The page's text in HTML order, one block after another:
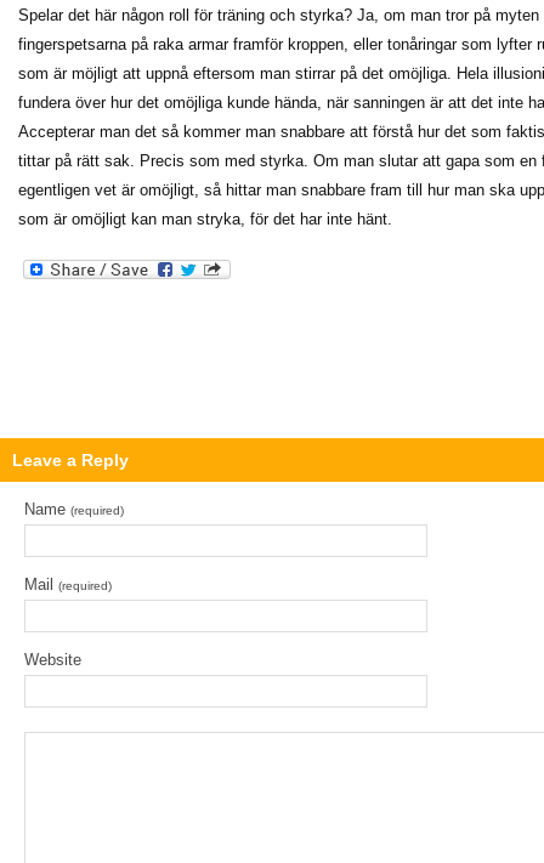
Spelar det här någon roll för träning och styrka? Ja, om man tror på
fingerspetsarna på raka armar framför kroppen, eller tonåringar som lyfter
som är möjligt att uppnå eftersom man stirrar på det omöjliga. Hela
fundera över hur det omöjliga kunde hända, när sanningen är att det inte
Accepterar man det så kommer man snabbare att förstå hur det som
tittar på rätt sak. Precis som med styrka. Om man slutar att gapa som en
egentligen vet är omöjligt, så hittar man snabbare fram till hur man ska
som är omöjligt kan man stryka, för det har inte hänt.
Leave a Reply
Name (required)
Mail (required)
Website